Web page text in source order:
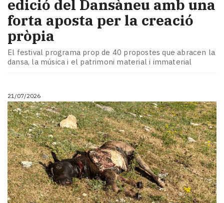
edició del Dansàneu amb una
forta aposta per la creació
pròpia
El festival programa prop de 40 propostes que abracen la
dansa, la música i el patrimoni material i immaterial
21/07/2026